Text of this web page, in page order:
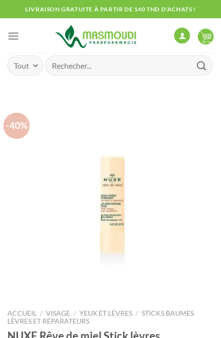
au
contenu
LIVRAISON GRATUITE À PARTIR DE 140 TND D'ACHATS !
Recherche
pour :
-40%
ACCUEIL / VISAGE / YEUX ET LÈVRES / STICKS BAUMES
LÈVRES ET RÉPARATEURS